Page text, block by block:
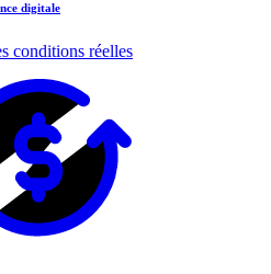
digitale
conditions réelles